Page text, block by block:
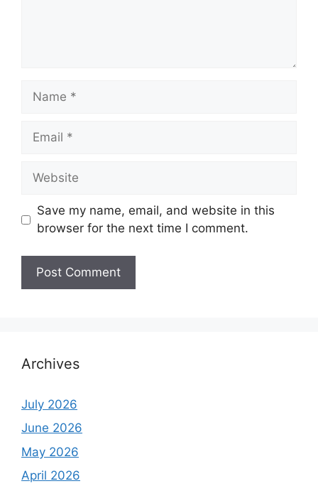
Name
Email
Website
Save my name, email, and website in this
browser for the next time I comment.
Archives
July 2026
June 2026
May 2026
April 2026